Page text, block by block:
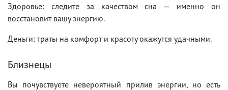
Здоровье: следите за качеством сна — именно он
восстановит вашу энергию.
Деньги: траты на комфорт и красоту окажутся удачными.
Близнецы
Вы почувствуете невероятный прилив энергии, но есть